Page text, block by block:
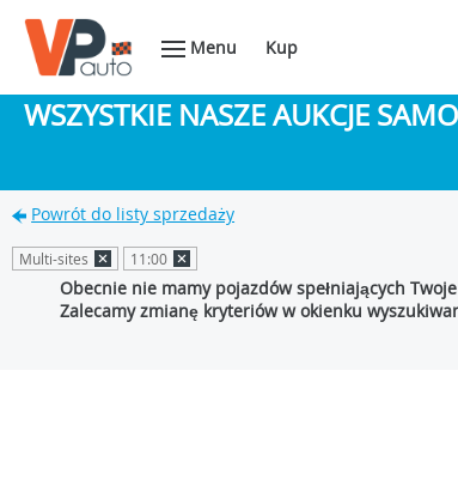
Menu Kup
WSZYSTKIE NASZE AUKCJE
Powrót do listy sprzedaży
Multi-sites 11:00
Obecnie nie mamy pojazdów spełniających
Zalecamy zmianę kryteriów w okienku